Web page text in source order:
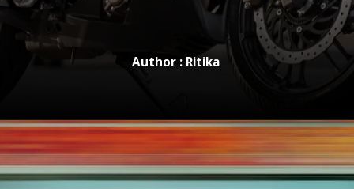
Author : Ritika